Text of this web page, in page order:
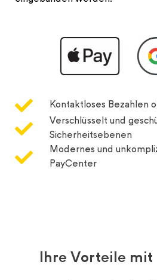
Kontaktloses Bezahlen
Verschlüsselt und
Sicherheitsebenen
Modernes und
PayCenter
Ihre Vorteile mit